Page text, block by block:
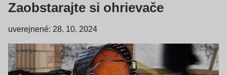
Zaobstarajte si ohrievače
uverejnené: 28. 10. 2024